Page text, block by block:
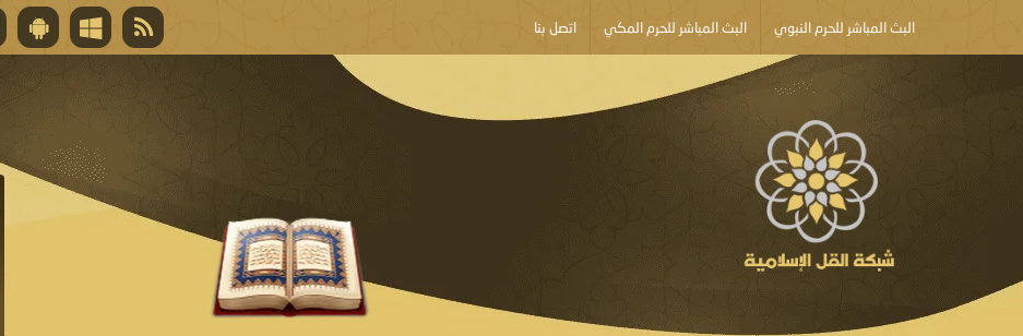
البث المباشر للحرم النبوي البث المباشر للحرم المكي اتصل بنا
قال تعالى
المغفرة لأنها أغلى جائزة، وهي مفتاح باب العطايا التي